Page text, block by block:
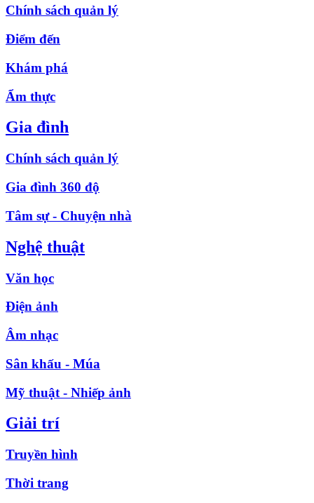
Chính sách quản lý
Điểm đến
Khám phá
Ẩm thực
Gia đình
Chính sách quản lý
Gia đình 360 độ
Tâm sự - Chuyện nhà
Nghệ thuật
Văn học
Điện ảnh
Âm nhạc
Sân khấu - Múa
Mỹ thuật - Nhiếp ảnh
Giải trí
Truyền hình
Thời trang